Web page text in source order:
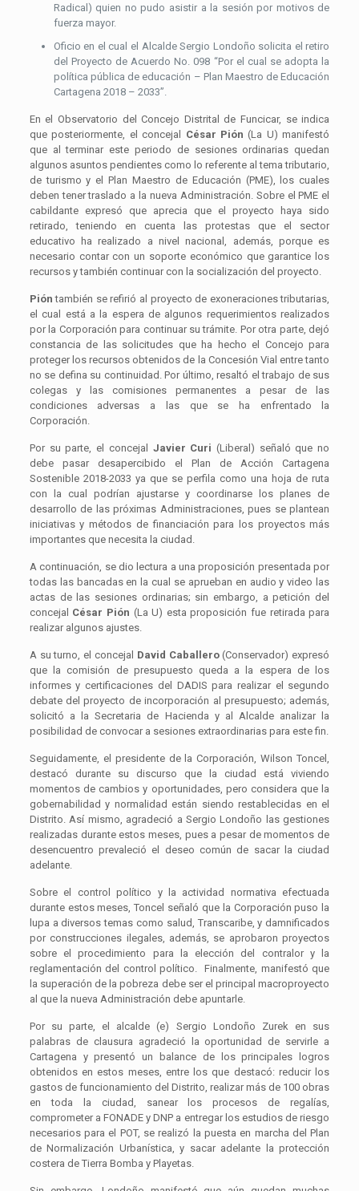
Radical) quien no pudo asistir a la sesión por motivos de
fuerza mayor.
Oficio en el cual el Alcalde Sergio Londoño solicita el retiro
del Proyecto de Acuerdo No. 098 “Por el cual se adopta la
política pública de educación – Plan Maestro de Educación
Cartagena 2018 – 2033”.
En el Observatorio del Concejo Distrital de Funcicar, se indica
que posteriormente, el concejal César Pión (La U) manifestó
que al terminar este periodo de sesiones ordinarias quedan
algunos asuntos pendientes como lo referente al tema tributario,
de turismo y el Plan Maestro de Educación (PME), los cuales
deben tener traslado a la nueva Administración. Sobre el PME el
cabildante expresó que aprecia que el proyecto haya sido
retirado, teniendo en cuenta las protestas que el sector
educativo ha realizado a nivel nacional, además, porque es
necesario contar con un soporte económico que garantice los
recursos y también continuar con la socialización del proyecto.
Pión también se refirió al proyecto de exoneraciones tributarias,
el cual está a la espera de algunos requerimientos realizados
por la Corporación para continuar su trámite. Por otra parte, dejó
constancia de las solicitudes que ha hecho el Concejo para
proteger los recursos obtenidos de la Concesión Vial entre tanto
no se defina su continuidad. Por último, resaltó el trabajo de sus
colegas y las comisiones permanentes a pesar de las
condiciones adversas a las que se ha enfrentado la
Corporación.
Por su parte, el concejal Javier Curi (Liberal) señaló que no
debe pasar desapercibido el Plan de Acción Cartagena
Sostenible 2018-2033 ya que se perfila como una hoja de ruta
con la cual podrían ajustarse y coordinarse los planes de
desarrollo de las próximas Administraciones, pues se plantean
iniciativas y métodos de financiación para los proyectos más
importantes que necesita la ciudad.
A continuación, se dio lectura a una proposición presentada por
todas las bancadas en la cual se aprueban en audio y video las
actas de las sesiones ordinarias; sin embargo, a petición del
concejal César Pión (La U) esta proposición fue retirada para
realizar algunos ajustes.
A su turno, el concejal David Caballero(Conservador) expresó
que la comisión de presupuesto queda a la espera de los
informes y certificaciones del DADIS para realizar el segundo
debate del proyecto de incorporación al presupuesto; además,
solicitó a la Secretaria de Hacienda y al Alcalde analizar la
posibilidad de convocar a sesiones extraordinarias para este fin.
Seguidamente, el presidente de la Corporación, Wilson Toncel,
destacó durante su discurso que la ciudad está viviendo
momentos de cambios y oportunidades, pero considera que la
gobernabilidad y normalidad están siendo restablecidas en el
Distrito. Así mismo, agradeció a Sergio Londoño las gestiones
realizadas durante estos meses, pues a pesar de momentos de
desencuentro prevaleció el deseo común de sacar la ciudad
adelante.
Sobre el control político y la actividad normativa efectuada
durante estos meses, Toncel señaló que la Corporación puso la
lupa a diversos temas como salud, Transcaribe, y damnificados
por construcciones ilegales, además, se aprobaron proyectos
sobre el procedimiento para la elección del contralor y la
reglamentación del control político. Finalmente, manifestó que
la superación de la pobreza debe ser el principal macroproyecto
al que la nueva Administración debe apuntarle.
Por su parte, el alcalde (e) Sergio Londoño Zurek en sus
palabras de clausura agradeció la oportunidad de servirle a
Cartagena y presentó un balance de los principales logros
obtenidos en estos meses, entre los que destacó: reducir los
gastos de funcionamiento del Distrito, realizar más de 100 obras
en toda la ciudad, sanear los procesos de regalías,
comprometer a FONADE y DNP a entregar los estudios de riesgo
necesarios para el POT, se realizó la puesta en marcha del Plan
de Normalización Urbanística, y sacar adelante la protección
costera de Tierra Bomba y Playetas.